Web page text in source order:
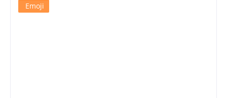
Emoji